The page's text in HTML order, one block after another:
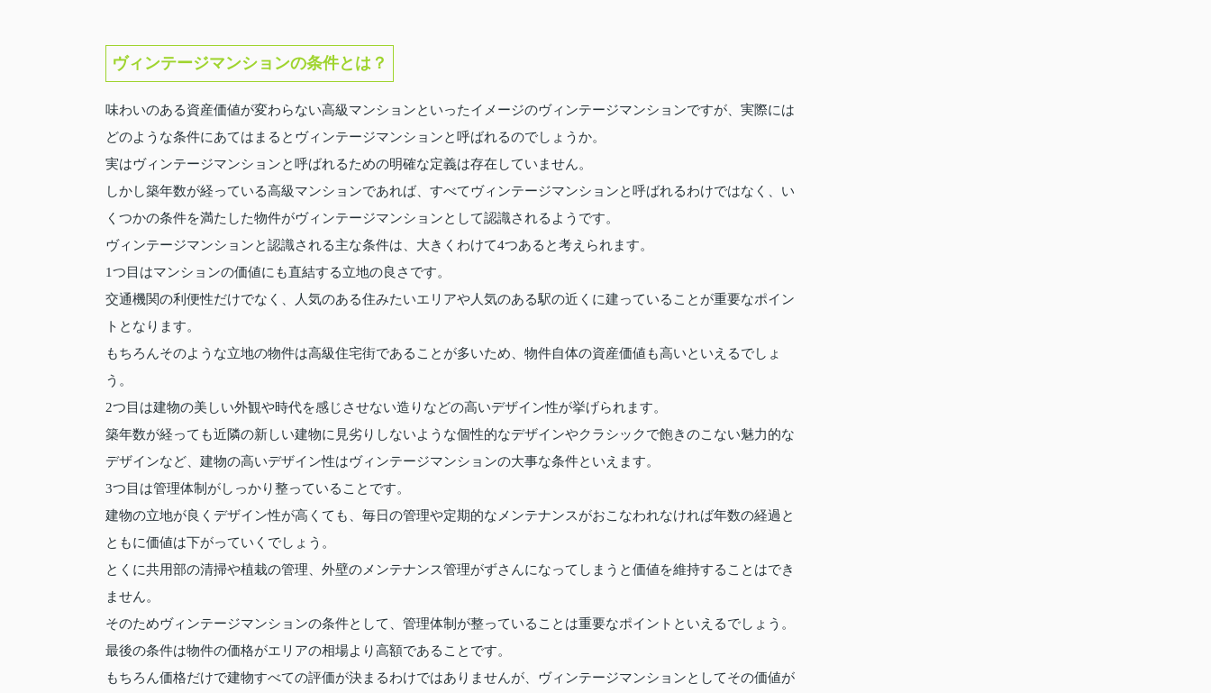
ヴィンテージマンションの条件とは？
味わいのある資産価値が変わらない高級マンションといったイメージのヴィンテージマンションですが、実際には
どのような条件にあてはまるとヴィンテージマンションと呼ばれるのでしょうか。
実はヴィンテージマンションと呼ばれるための明確な定義は存在していません。
しかし築年数が経っている高級マンションであれば、すべてヴィンテージマンションと呼ばれるわけではなく、い
くつかの条件を満たした物件がヴィンテージマンションとして認識されるようです。
ヴィンテージマンションと認識される主な条件は、大きくわけて4つあると考えられます。
1つ目はマンションの価値にも直結する立地の良さです。
交通機関の利便性だけでなく、人気のある住みたいエリアや人気のある駅の近くに建っていることが重要なポイン
トとなります。
もちろんそのような立地の物件は高級住宅街であることが多いため、物件自体の資産価値も高いといえるでしょ
う。
2つ目は建物の美しい外観や時代を感じさせない造りなどの高いデザイン性が挙げられます。
築年数が経っても近隣の新しい建物に見劣りしないような個性的なデザインやクラシックで飽きのこない魅力的な
デザインなど、建物の高いデザイン性はヴィンテージマンションの大事な条件といえます。
3つ目は管理体制がしっかり整っていることです。
建物の立地が良くデザイン性が高くても、毎日の管理や定期的なメンテナンスがおこなわれなければ年数の経過と
ともに価値は下がっていくでしょう。
とくに共用部の清掃や植栽の管理、外壁のメンテナンス管理がずさんになってしまうと価値を維持することはでき
ません。
そのためヴィンテージマンションの条件として、管理体制が整っていることは重要なポイントといえるでしょう。
最後の条件は物件の価格がエリアの相場より高額であることです。
もちろん価格だけで建物すべての評価が決まるわけではありませんが、ヴィンテージマンションとしてその価値が